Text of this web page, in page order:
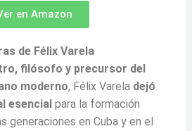
en Amazon
de Félix Varela
filósofo y precursor del
moderno, Félix Varela dejó
esencialpara la formación
generaciones en Cuba y en el